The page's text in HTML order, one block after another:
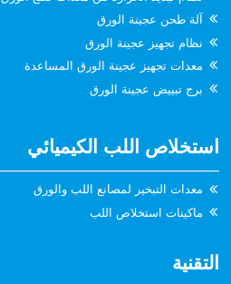
آلة طحن عجينة الورق
نظام تجهيز عجينة الورق
معدات تجهيز عجينة الورق المساعدة
برج تبييض عجينة الورق
استخلاص اللب الكيميائي
معدات التبخير لمصانع اللب والورق
ماكينات استخلاص اللب
التقنية